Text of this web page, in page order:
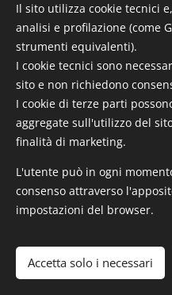
© 2025
Portale informativo turistico-
Il sito utilizza cookie tecnici
analisi e profilazione (come
strumenti equivalenti).
I cookie tecnici sono
sito e non richiedono
I cookie di terze parti
aggregate sull'utilizzo del
finalità di marketing.
L'utente può in ogni
consenso attraverso
impostazioni del browser.
Accetta solo i necessari